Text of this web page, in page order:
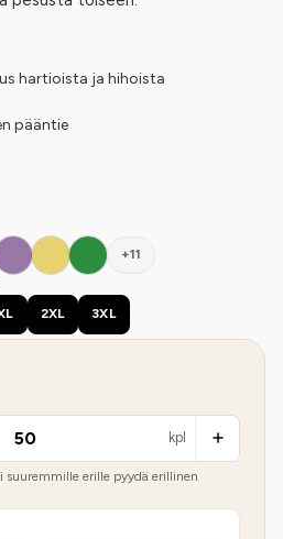
hartioista ja hihoista
pääntie
+11
2XL 3XL
kpl
suuremmille erille pyydä erillinen